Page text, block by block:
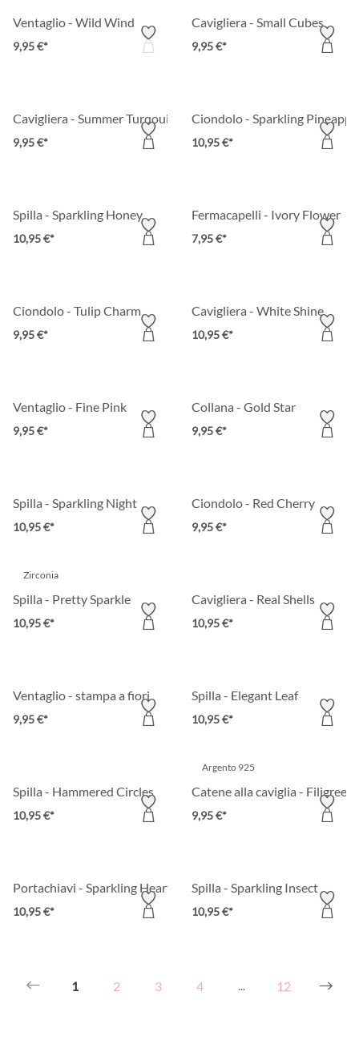
Ventaglio - Wild Wind
9,95 €*
Cavigliera - Small Cubes
9,95 €*
Cavigliera - Summer Turqouise
9,95 €*
Ciondolo - Sparkling
10,95 €*
Spilla - Sparkling Honey
10,95 €*
Fermacapelli - Ivory Flower
7,95 €*
Ciondolo - Tulip Charm
9,95 €*
Cavigliera - White Shine
10,95 €*
Ventaglio - Fine Pink
9,95 €*
Collana - Gold Star
9,95 €*
Spilla - Sparkling Night
10,95 €*
Ciondolo - Red Cherry
9,95 €*
Zirconia
Spilla - Pretty Sparkle
10,95 €*
Cavigliera - Real Shells
10,95 €*
Ventaglio - stampa a fiori
9,95 €*
Spilla - Elegant Leaf
10,95 €*
Spilla - Hammered Circles
10,95 €*
Argento 925
Catene alla caviglia - Filigree
9,95 €*
Portachiavi - Sparkling Heart
10,95 €*
Spilla - Sparkling Insect
10,95 €*
1 2 3 4 ... 12